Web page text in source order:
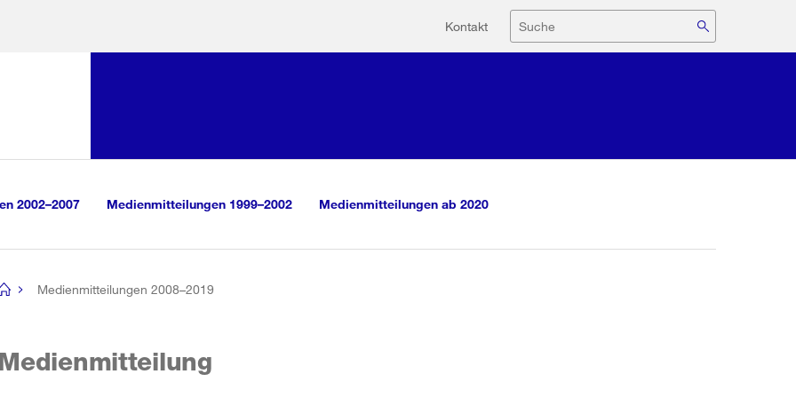
Hilfsnavigation
Kontakt Suche
2002–2007 Medienmitteilungen 1999–2002 Medienmitteilungen ab 2020
Medienmitteilungen 2008–2019